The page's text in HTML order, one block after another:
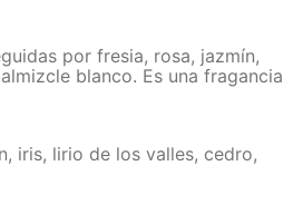
por fresia, rosa, jazmín,
blanco. Es una fragancia
iris, lirio de los valles, cedro,